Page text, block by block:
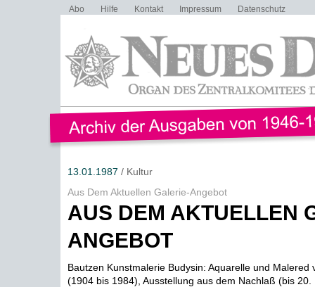
Abo Hilfe Kontakt Impressum Datenschutz
13.01.1987 / Kultur
Aus Dem Aktuellen Galerie-Angebot
AUS DEM AKTUELLEN
ANGEBOT
Bautzen Kunstmalerie Budysin: Aquarelle und Malered
(1904 bis 1984), Ausstellung aus dem Nachlaß (bis 20.